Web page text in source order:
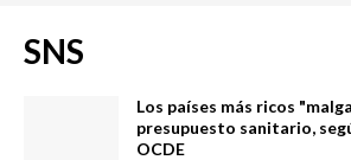
SNS
Los países más ricos
presupuesto sanitario,
OCDE